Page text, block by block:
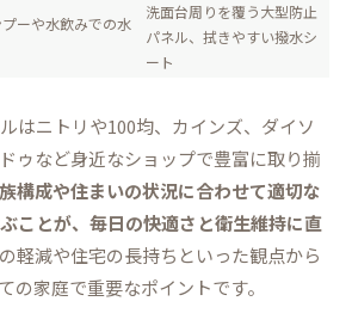
ーや水飲みでの水
洗面台周りを覆う大型防止
パネル、拭きやすい撥水シ
ート
はニトリや100均、カインズ、ダイソ
ゥなど身近なショップで豊富に取り揃
構成や住まいの状況に合わせて適切な
ことが、毎日の快適さと衛生維持に直
軽減や住宅の長持ちといった観点から
の家庭で重要なポイントです。